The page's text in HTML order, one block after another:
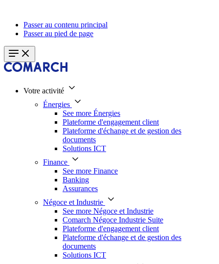
Passer au contenu principal
Passer au pied de page
Votre activité
Énergies
See more Énergies
Plateforme d'engagement client
Plateforme d'échange et de gestion des
documents
Solutions ICT
Finance
See more Finance
Banking
Assurances
Négoce et Industrie
See more Négoce et Industrie
Comarch Négoce Industrie Suite
Plateforme d'engagement client
Plateforme d'échange et de gestion des
documents
Solutions ICT